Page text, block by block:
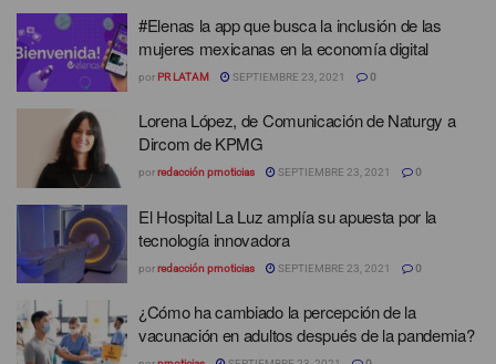
#Elenas la app que busca la inclusión de las
mujeres mexicanas en la economía digital
por PR LATAM SEPTIEMBRE 23, 2021 0
Lorena López, de Comunicación de Naturgy a
Dircom de KPMG
porredacción prnoticias SEPTIEMBRE 23, 2021 0
El Hospital La Luz amplía su apuesta por la
tecnología innovadora
porredacción prnoticias SEPTIEMBRE 23, 2021 0
¿Cómo ha cambiado la percepción de la
vacunación en adultos después de la pandemia?